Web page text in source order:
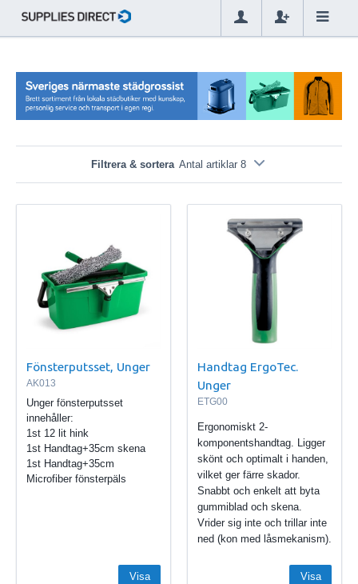
Filtrera & sortera Antal artiklar 8
Fönsterputsset, Unger
AK013
Unger fönsterputsset
innehåller:
1st 12 lit hink
1st Handtag+35cm skena
1st Handtag+35cm
Microfiber fönsterpäls
Visa
Handtag ErgoTec.
Unger
ETG00
Ergonomiskt 2-
komponentshandtag. Ligger
skönt och optimalt i handen,
vilket ger färre skador.
Snabbt och enkelt att byta
gummiblad och skena.
Vrider sig inte och trillar inte
ned (kon med låsmekanism).
Visa